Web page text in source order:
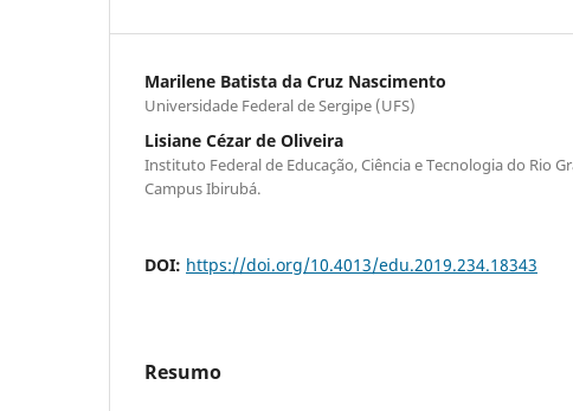
Marilene Batista da Cruz Nascimento
Universidade Federal de Sergipe (UFS)
Lisiane Cézar de Oliveira
Instituto Federal de Educação, Ciência e Tecnologia do Rio
Campus Ibirubá.
DOI: https://doi.org/10.4013/edu.2019.234.18343
Resumo